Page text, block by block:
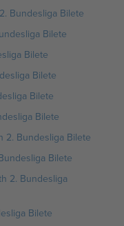
Bundesliga Bilete
Bilete
Bilete
Bilete
Bilete
Bilete
2. Bundesliga Bilete
Bilete
2. Bundesliga
Bilete